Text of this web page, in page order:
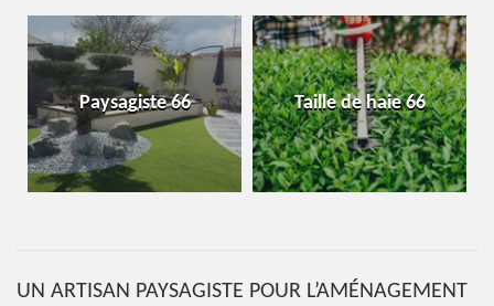
Paysagiste 66 Taille de haie 66
UN ARTISAN PAYSAGISTE POUR L’AMÉNAGEMENT